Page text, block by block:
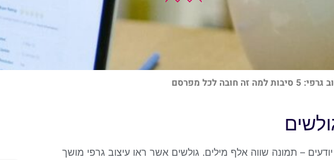
למה זה חובה לכל מפרסם
יודעים – תמונה שווה אלף מילים. גולשים אשר ראו עיצוב גרפי מושך